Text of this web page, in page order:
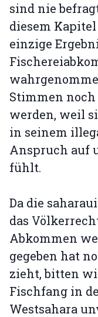
sind nie
diesem
einzige
Stimmen
werden, weil
in seinem
Anspruch auf
fühlt.
Da die
das
Abkommen
gegeben hat
zieht, bitten
Fischfang in
Westsahara